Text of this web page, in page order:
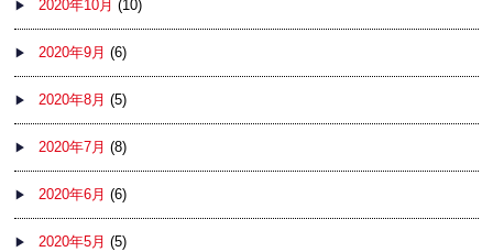
2020年10月 (10)
2020年9月 (6)
2020年8月 (5)
2020年7月 (8)
2020年6月 (6)
2020年5月 (5)